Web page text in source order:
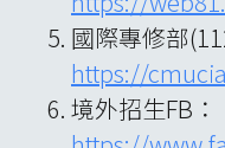
國際專修部
https://
境外招生FB：